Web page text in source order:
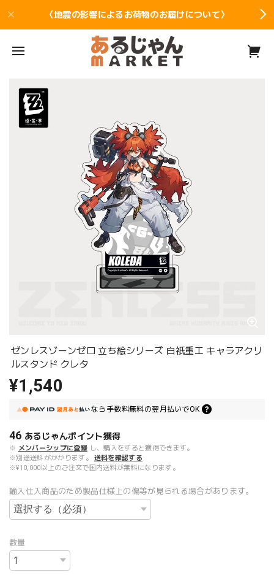
〈地震の影響によるお荷物のお届けについて〉
ゼンレスゾーンゼロ 立ち絵シリーズ 白祇重工 キャラアクリ
ルスタンド クレタ
¥1,540
なら 手数料無料の翌月払いでOK
46 あるじゃんポイント獲得
※ メンバーシップに登録 し、購入をすると獲得できます。
※別途送料がかかります。
送料を確認する
※¥10,000以上のご注文で国内送料が無料になります。
輸入仕入商品のため製品仕様上の傷等が見られる場合があります。
数量